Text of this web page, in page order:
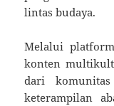
lintas budaya.
Melalui
konten
dari komunitas
keterampilan